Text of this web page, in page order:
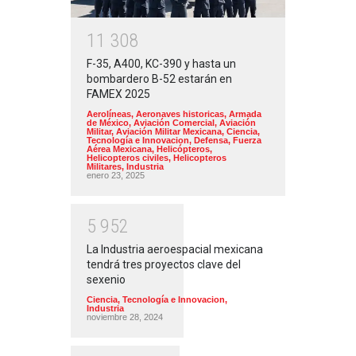
1 1 308
F-35, A400, KC-390 y hasta un
bombardero B-52 estarán en
FAMEX 2025
Aerolíneas, Aeronaves historicas, Armada
de México, Aviación Comercial, Aviación
Militar, Aviación Militar Mexicana, Ciencia,
Tecnología e Innovacion, Defensa, Fuerza
Aérea Mexicana, Helicópteros,
Helicopteros civiles, Helicopteros
Militares, Industria
enero 23, 2025
5 952
La Industria aeroespacial mexicana
tendrá tres proyectos clave del
sexenio
Ciencia, Tecnología e Innovacion,
Industria
noviembre 28, 2024